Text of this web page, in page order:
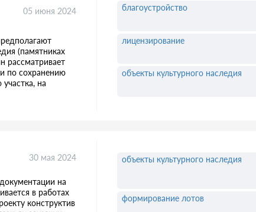
05 июня 2024
(памятниках
рассматривает
по сохранению
на
благоустройство
лицензирование
объекты культурного наследия
30 мая 2024
на
в работах
конструктив
объекты культурного наследия
формирование лотов